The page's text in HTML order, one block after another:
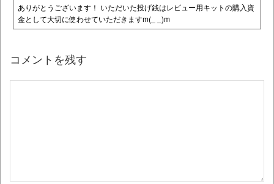
ありがとうございます！ いただいた投げ銭はレビュー用キットの購入資
金として大切に使わせていただきますm(_ _)m
コメントを残す